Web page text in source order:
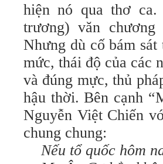
hiện nó qua thơ
trương) văn chương
Nhưng dù cố bám
mức, thái độ của các
và đúng mực, thủ
hậu thời. Bên cạnh
Nguyễn Việt Chiến
chung chung:
Nếu tổ quốc hôm